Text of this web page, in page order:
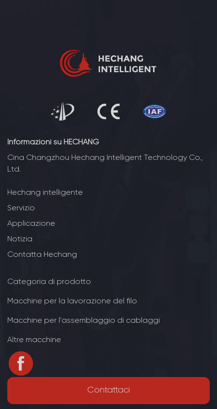
Informazioni su HECHANG
Cina Changzhou Hechang Intelligent Technology Co.,
Ltd.
Hechang intelligente
Servizio
Applicazione
Notizia
Contatta Hechang
Categoria di prodotto
Macchine per la lavorazione del filo
Macchine per l'assemblaggio di cablaggi
Altre macchine
Contattaci